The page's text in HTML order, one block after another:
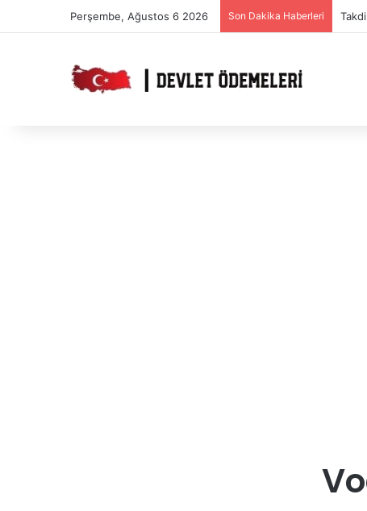
Perşembe, Ağustos 6 2026 Son Dakika Haberleri